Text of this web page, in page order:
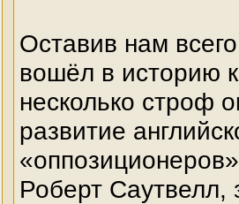
Оставив нам
вошёл в историю
несколько строф
развитие
Роберт Саутвелл,